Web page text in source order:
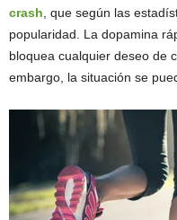
crash , que según las
popularidad. La dopamina
bloquea cualquier deseo de
embargo, la situación se